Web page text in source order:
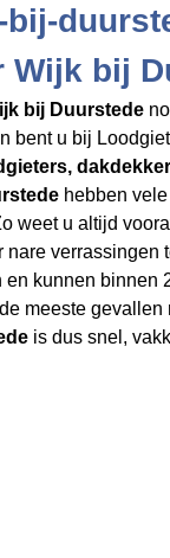
Wijk bij
bij Duurstede
bent u bij
hebben
weet u altijd
nare verrassingen
kunnen binnen
meeste gevallen
is dus snel,